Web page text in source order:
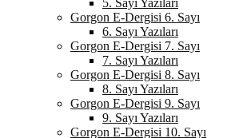
5. Sayı Yazıları
Gorgon E-Dergisi 6. Sayı
6. Sayı Yazıları
Gorgon E-Dergisi 7. Sayı
7. Sayı Yazıları
Gorgon E-Dergisi 8. Sayı
8. Sayı Yazıları
Gorgon E-Dergisi 9. Sayı
9. Sayı Yazıları
Gorgon E-Dergisi 10. Sayı